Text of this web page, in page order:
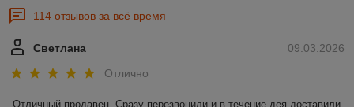
114 отзывов за всё время
09.03.2026
Светлана
Отлично
Отличный продавец. Сразу перезвонили и в течение дея доставили